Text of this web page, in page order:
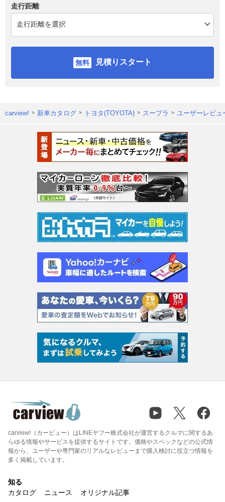
走行距離
見積りスタート
carview! 新車カタログ トヨタ(TOYOTA) スープラ ユーザーレビュ
carview!（カービュー）はLINEヤフー株式会社が運営するクルマに関するあ
らゆる情報やサービスを提供するサイトです。価格やスペックなどの公式情
報から、ユーザーや専門家のリアルなレビューまで購入検討に役立つ情報を
多く掲載しています。
知る
カタログ
ニュース オリジナル記事